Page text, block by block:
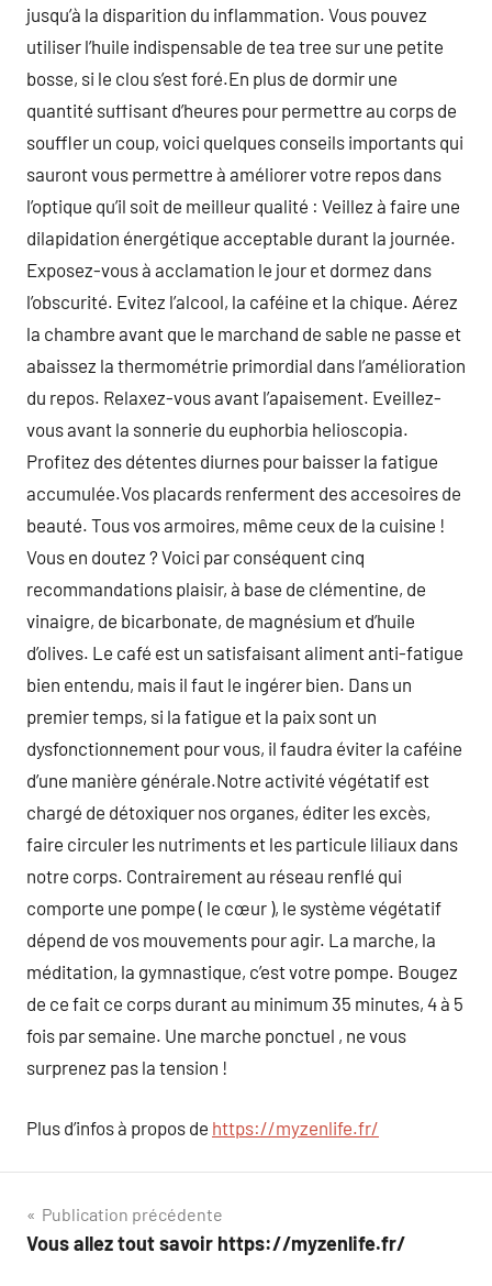
jusqu’à la disparition du inflammation. Vous pouvez
utiliser l’huile indispensable de tea tree sur une petite
bosse, si le clou s’est foré.En plus de dormir une
quantité suffisant d’heures pour permettre au corps de
souffler un coup, voici quelques conseils importants qui
sauront vous permettre à améliorer votre repos dans
l’optique qu’il soit de meilleur qualité : Veillez à faire une
dilapidation énergétique acceptable durant la journée.
Exposez-vous à acclamation le jour et dormez dans
l’obscurité. Evitez l’alcool, la caféine et la chique. Aérez
la chambre avant que le marchand de sable ne passe et
abaissez la thermométrie primordial dans l’amélioration
du repos. Relaxez-vous avant l’apaisement. Eveillez-
vous avant la sonnerie du euphorbia helioscopia.
Profitez des détentes diurnes pour baisser la fatigue
accumulée.Vos placards renferment des accesoires de
beauté. Tous vos armoires, même ceux de la cuisine !
Vous en doutez ? Voici par conséquent cinq
recommandations plaisir, à base de clémentine, de
vinaigre, de bicarbonate, de magnésium et d’huile
d’olives. Le café est un satisfaisant aliment anti-fatigue
bien entendu, mais il faut le ingérer bien. Dans un
premier temps, si la fatigue et la paix sont un
dysfonctionnement pour vous, il faudra éviter la caféine
d’une manière générale.Notre activité végétatif est
chargé de détoxiquer nos organes, éditer les excès,
faire circuler les nutriments et les particule liliaux dans
notre corps. Contrairement au réseau renflé qui
comporte une pompe ( le cœur ), le système végétatif
dépend de vos mouvements pour agir. La marche, la
méditation, la gymnastique, c’est votre pompe. Bougez
de ce fait ce corps durant au minimum 35 minutes, 4 à 5
fois par semaine. Une marche ponctuel , ne vous
surprenez pas la tension !
Plus d’infos à propos de https://myzenlife.fr/
Navigation
de
Publication précédente
Vous allez tout savoir https://myzenlife.fr/